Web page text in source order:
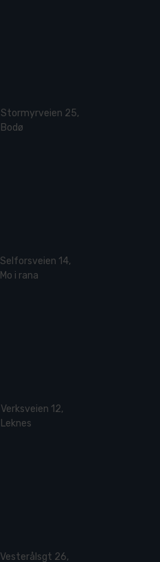
Stormyrveien 25,
Bodø
Selforsveien 14,
Mo i rana
Verksveien 12,
Leknes
Vesterålsgt 26,